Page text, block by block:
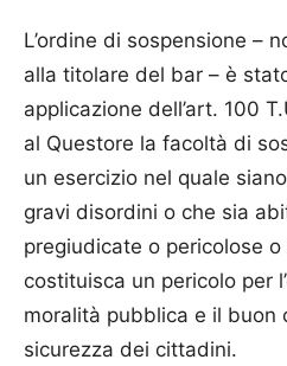
L’ordine di sospensione –
alla titolare del bar – è
applicazione dell’art. 100
al Questore la facoltà di
un esercizio nel quale
gravi disordini o che sia
pregiudicate o pericolose
costituisca un pericolo per
moralità pubblica e il buon
sicurezza dei cittadini.